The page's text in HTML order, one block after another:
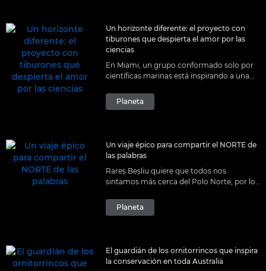
Un horizonte diferente: el proyecto con
tiburones que despierta el amor por las
ciencias
En Miami, un grupo conformado solo por
científicas marinas está inspirando a una
haciendo que se encuentren cara a cara
con tiburones.
Planeta
Un viaje épico para compartir el NORTE de
las palabras
Rareș Beșliu quiere que todos nos
sintamos más cerca del Polo Norte, por lo
permitirá ver el Ártico a través de su
objetivo.
Planeta
El guardián de los ornitorrincos que inspira
la conservación en toda Australia